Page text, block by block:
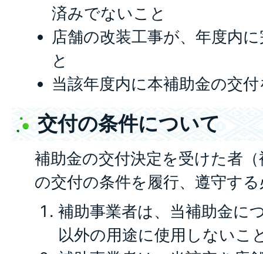
済みでないこと
店舗の改装工事が、年度内
と
当該年度内に本補助金の交
交付の条件について
補助金の交付決定を受けた者
の交付の条件を履行、遵守す
補助事業者は、当補助金に
以外の用途に使用しないこ